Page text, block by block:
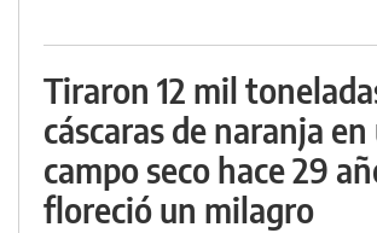
Tiraron 12 mil
cáscaras de naranja en
campo seco hace 29
floreció un milagro